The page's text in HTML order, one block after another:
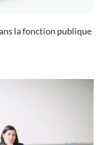
la fonction publique